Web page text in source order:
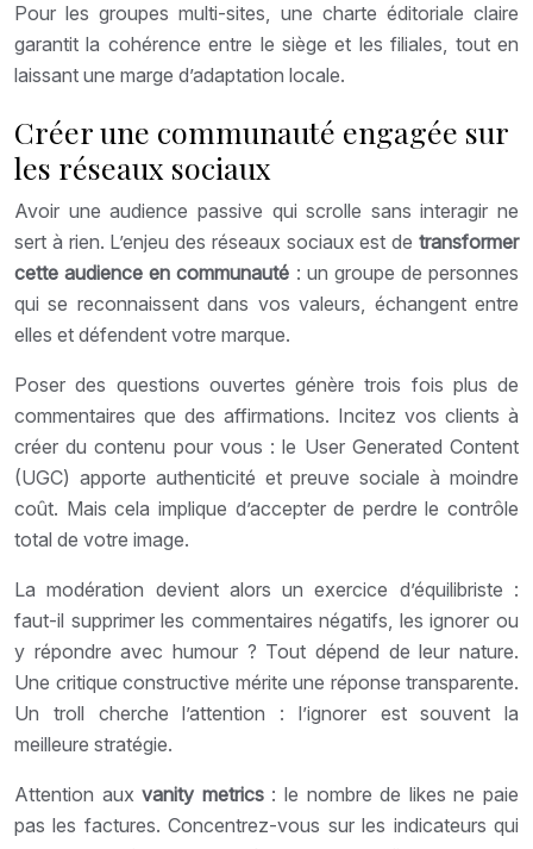
Pour les groupes multi-sites, une charte éditoriale claire
garantit la cohérence entre le siège et les filiales, tout en
laissant une marge d’adaptation locale.
Créer une communauté engagée sur
les réseaux sociaux
Avoir une audience passive qui scrolle sans interagir ne
sert à rien. L’enjeu des réseaux sociaux est de transformer
cette audience en communauté : un groupe de personnes
qui se reconnaissent dans vos valeurs, échangent entre
elles et défendent votre marque.
Poser des questions ouvertes génère trois fois plus de
commentaires que des affirmations. Incitez vos clients à
créer du contenu pour vous : le User Generated Content
(UGC) apporte authenticité et preuve sociale à moindre
coût. Mais cela implique d’accepter de perdre le contrôle
total de votre image.
La modération devient alors un exercice d’équilibriste :
faut-il supprimer les commentaires négatifs, les ignorer ou
y répondre avec humour ? Tout dépend de leur nature.
Une critique constructive mérite une réponse transparente.
Un troll cherche l’attention : l’ignorer est souvent la
meilleure stratégie.
Attention auxvanity metrics: le nombre de likes ne paie
pas les factures. Concentrez-vous sur les indicateurs qui